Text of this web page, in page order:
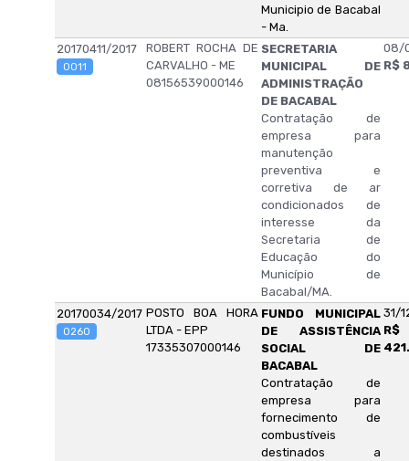
Municipio de Bacabal
- Ma.
20170411/2017
0011
ROBERT ROCHA DE
CARVALHO - ME
08156539000146
SECRETARIA
MUNICIPAL DE
ADMINISTRAÇÃO
DE BACABAL
Contratação de
empresa para
manutenção
preventiva e
corretiva de ar
condicionados de
interesse da
Secretaria de
Educação do
Município de
Bacabal/MA.
08/
R$
20170034/2017
0260
POSTO BOA HORA
LTDA - EPP
17335307000146
FUNDO MUNICIPAL
DE ASSISTÊNCIA
SOCIAL DE
BACABAL
Contratação de
empresa para
fornecimento de
combustíveis
destinados a
31/
R$